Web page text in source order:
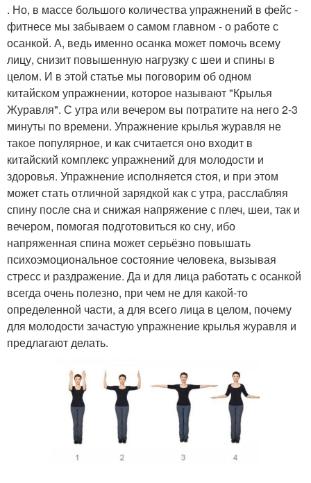
. Но, в массе большого количества упражнений в фейс -
фитнесе мы забываем о самом главном - о работе с
осанкой. А, ведь именно осанка может помочь всему
лицу, снизит повышенную нагрузку с шеи и спины в
целом. И в этой статье мы поговорим об одном
китайском упражнении, которое называют "Крылья
Журавля". С утра или вечером вы потратите на него 2-3
минуты по времени. Упражнение крылья журавля не
такое популярное, и как считается оно входит в
китайский комплекс упражнений для молодости и
здоровья. Упражнение исполняется стоя, и при этом
может стать отличной зарядкой как с утра, расслабляя
спину после сна и снижая напряжение с плеч, шеи, так и
вечером, помогая подготовиться ко сну, ибо
напряженная спина может серьёзно повышать
психоэмоциональное состояние человека, вызывая
стресс и раздражение. Да и для лица работать с осанкой
всегда очень полезно, при чем не для какой-то
определенной части, а для всего лица в целом, почему
для молодости зачастую упражнение крылья журавля и
предлагают делать.